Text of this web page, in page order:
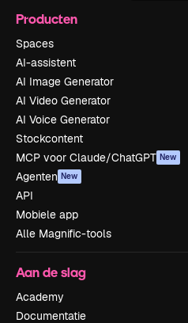
Producten
Spaces
AI-assistent
AI Image Generator
AI Video Generator
AI Voice Generator
Stockcontent
MCP voor Claude/ChatGPT New
Agenten New
API
Mobiele app
Alle Magnific-tools
Aan de slag
Academy
Documentatie